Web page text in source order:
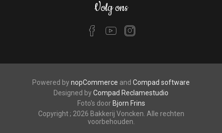
Volg ons
Powered bynopCommerce and Compad software
Designed byCompad Reclamestudio
Foto's door Bjorn Frins
Copyright ; 2026 Bakkerij Voncken. Alle rechten
voorbehouden.